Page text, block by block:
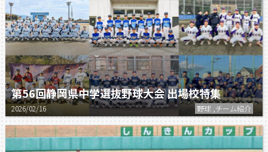
第56回静岡県中学選抜野球大会 出場校特集
2026/02/16 野球 ,チーム紹介